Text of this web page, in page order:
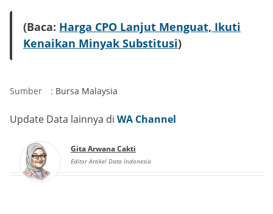
(Baca: Harga CPO Lanjut Menguat, Ikuti
Kenaikan Minyak Substitusi)
Sumber : Bursa Malaysia
Update Data lainnya di WA Channel
Gita Arwana Cakti
Editor Artikel Data Indonesia